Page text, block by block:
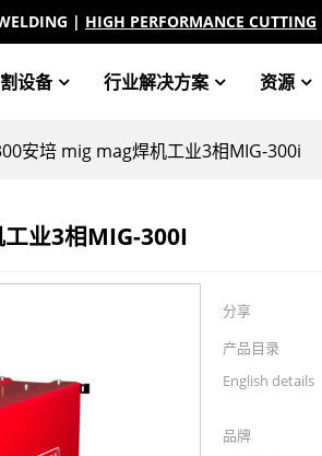
| HIGH PERFORMANCE CUTTING
设备 行业解决方案 资源
安培 mig mag焊机工业3相MIG-300i
业3相MIG-300I
分享
产品目录
English details
品牌